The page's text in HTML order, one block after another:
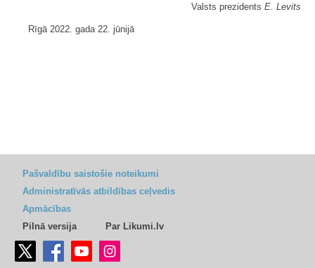
Valsts prezidents E. Levits
Rīgā 2022. gada 22. jūnijā
Pašvaldību saistošie noteikumi
Administratīvās atbildības ceļvedis
Apmācības
Pilnā versija
Par Likumi.lv